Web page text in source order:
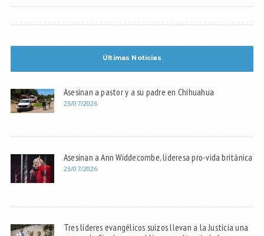
Últimas Noticias
Asesinan a pastor y a su padre en Chihuahua
23/07/2026
Asesinan a Ann Widdecombe, lideresa pro-vida británica
23/07/2026
Tres líderes evangélicos suizos llevan a la Justicia una